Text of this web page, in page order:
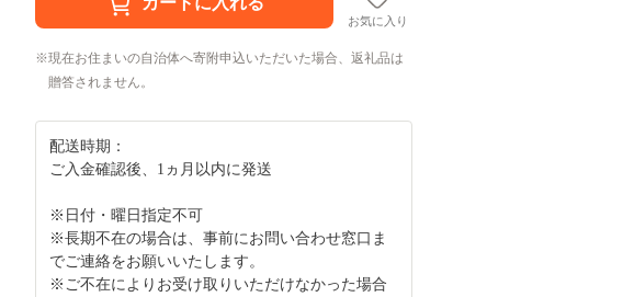
お気に入り
現在お住まいの自治体へ寄附申込いただいた場合、返礼品は
贈答されません。
配送時期：
ご入金確認後、1ヵ月以内に発送
※日付・曜日指定不可
※長期不在の場合は、事前にお問い合わせ窓口ま
でご連絡をお願いいたします。
※ご不在によりお受け取りいただけなかった場合